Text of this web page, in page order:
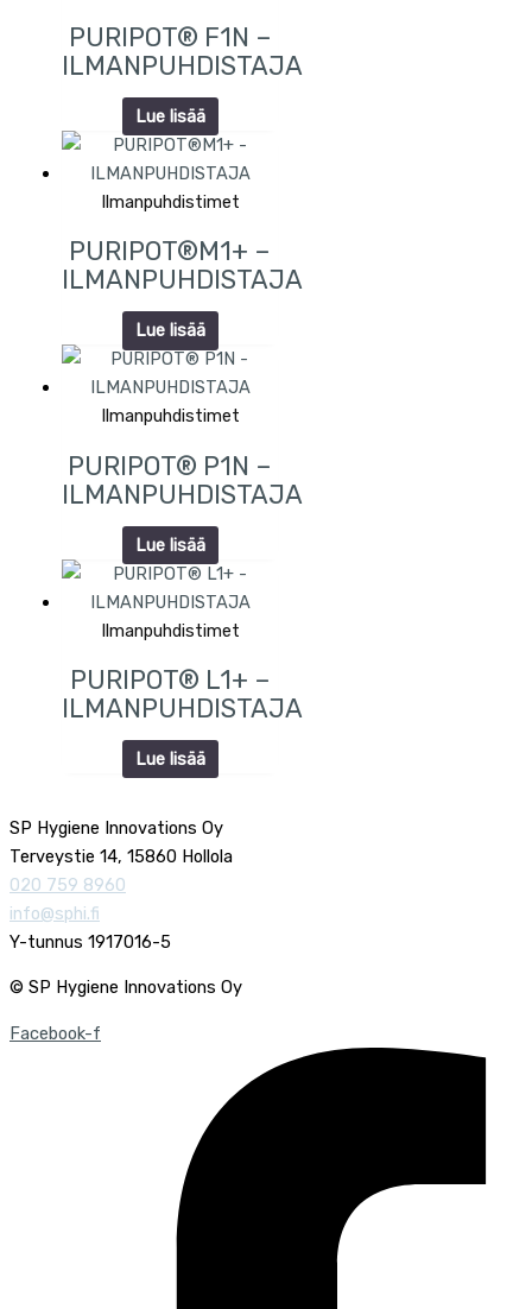
PURIPOT® F1N –
ILMANPUHDISTAJA
Lue lisää
Ilmanpuhdistimet
PURIPOT®M1+ –
ILMANPUHDISTAJA
Lue lisää
Ilmanpuhdistimet
PURIPOT® P1N –
ILMANPUHDISTAJA
Lue lisää
Ilmanpuhdistimet
PURIPOT® L1+ –
ILMANPUHDISTAJA
Lue lisää
SP Hygiene Innovations Oy
Terveystie 14, 15860 Hollola
020 759 8960
info@sphi.fi
Y-tunnus 1917016-5
© SP Hygiene Innovations Oy
Facebook-f